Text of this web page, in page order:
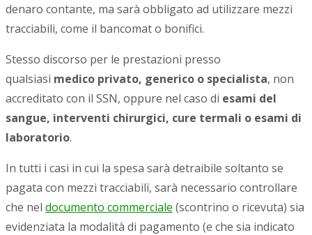
denaro contante, ma sarà obbligato ad utilizzare mezzi
tracciabili, come il bancomat o bonifici.
Stesso discorso per le prestazioni presso
qualsiasi medico privato, generico o specialista, non
accreditato con il SSN, oppure nel caso di esami del
sangue, interventi chirurgici, cure termali o esami di
laboratorio.
In tutti i casi in cui la spesa sarà detraibile soltanto se
pagata con mezzi tracciabili, sarà necessario controllare
che nel documento commerciale (scontrino o ricevuta) sia
evidenziata la modalità di pagamento (e che sia indicato